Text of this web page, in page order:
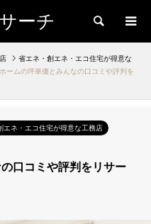
ーチ 検索
省エネ・創エネ・エコ住宅が得意な
ームの坪単価とみんなの口コミや評判を
エネ・エコ住宅が得意な工務店
口コミや評判をリサー